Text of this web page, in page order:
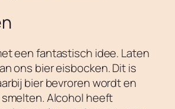
een fantastisch idee. Laten
ons bier eisbocken. Dit is
bier bevroren wordt en
Alcohol heeft